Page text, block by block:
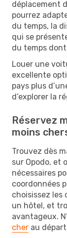
déplacement
pourrez
du temps, la
qui se
du temps
Louer une
excellente
pays plus
d’explorer la
Réservez
moins
Trouvez dès
sur Opodo, et
nécessaires
coordonnées
choisissez les
un hôtel, et
avantageux.
cher au